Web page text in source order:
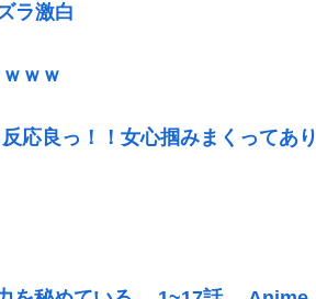
ラ激白
ｗｗ
応良っ！！女心掴みまくってあり